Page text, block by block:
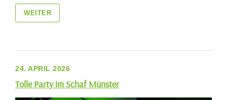
WEITER
24. APRIL 2026
Tolle Party im Schaf Münster